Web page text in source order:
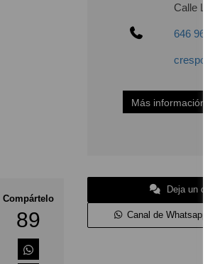
Compártelo
89
Calle
646 96
Más información
Deja un
Canal de Whatsapp